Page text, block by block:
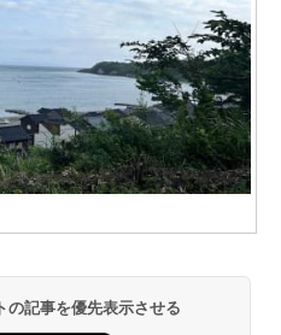
記事を優先表示させる